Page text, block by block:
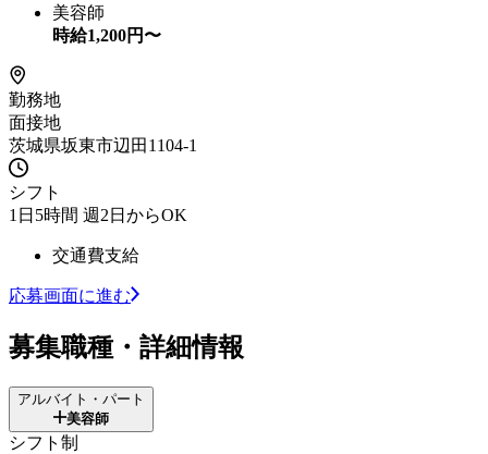
美容師
時給1,200円〜
勤務地
面接地
茨城県坂東市辺田1104-1
シフト
1日5時間 週2日からOK
交通費支給
応募画面に進む
募集職種・詳細情報
アルバイト・パート
美容師
シフト制